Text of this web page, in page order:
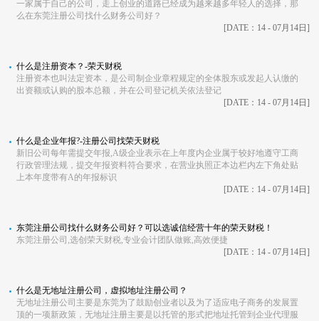
一家属于自己的公司，走上创业的道路已经成为越来越多年轻人的选择，那
么在东莞注册公司找什么财务公司好？
[DATE：14 - 07月14日]
什么是注册资本？-荣天财税
注册资本也叫法定资本，是公司制企业章程规定的全体股东或发起人认缴的
出资额或认购的股本总额，并在公司登记机关依法登记
[DATE：14 - 07月14日]
什么是企业年报?-注册公司找荣天财税
新旧公司每年需提交年报,A级企业表示在上年度内企业属于较好地遵守工商
行政管理法规，提交年报资料符合要求，在营业执照正本边栏内左下角处贴
上本年度带有A的年报标识
[DATE：14 - 07月14日]
东莞注册公司找什么财务公司好？可以选诚信经营十年的荣天财税！
东莞注册公司,选创荣天财税,专业会计团队做账,高效便捷
[DATE：14 - 07月14日]
什么是无地址注册公司，虚拟地址注册公司？
无地址注册公司主要是东莞为了鼓励创业者以及为了适应电子商务的发展置
顶的一项新政策，无地址注册主要是以托管的形式把地址托管到企业代理服